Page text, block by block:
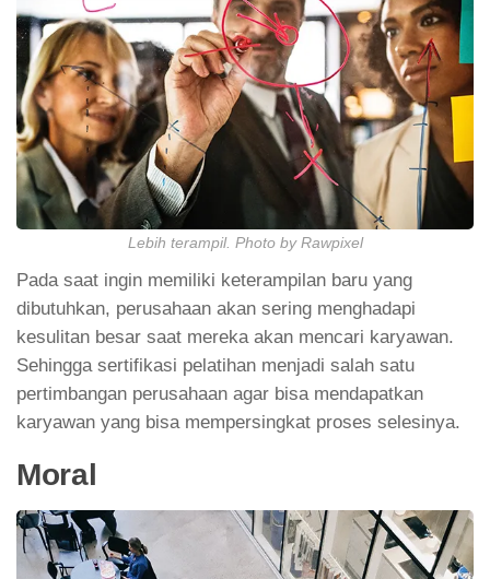
Lebih terampil. Photo by Rawpixel
Pada saat ingin memiliki keterampilan baru yang
dibutuhkan, perusahaan akan sering menghadapi
kesulitan besar saat mereka akan mencari karyawan.
Sehingga sertifikasi pelatihan menjadi salah satu
pertimbangan perusahaan agar bisa mendapatkan
karyawan yang bisa mempersingkat proses selesinya.
Moral